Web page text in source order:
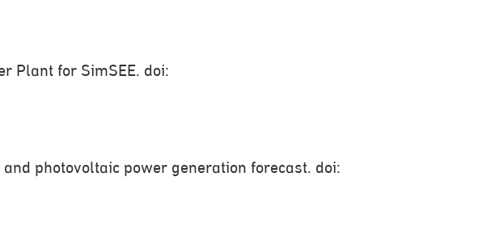
Plant for SimSEE. doi:
photovoltaic power generation forecast. doi: